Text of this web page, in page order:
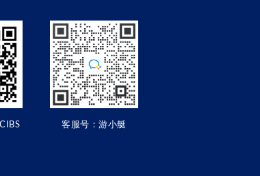
客服号：游小艇